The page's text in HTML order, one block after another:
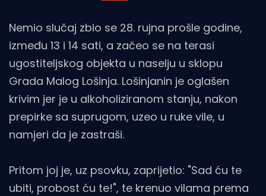
Nemio slučaj zbio se 28. rujna prošle godine,
između 13 i 14 sati, a začeo se na terasi
ugostiteljskog objekta u naselju u sklopu
Grada Malog Lošinja. Lošinjanin je oglašen
krivim jer je u alkoholiziranom stanju, nakon
prepirke sa suprugom, uzeo u ruke vile, u
namjeri da je zastraši.
Pritom joj je, uz psovku, zaprijetio: "Sad ću te
ubiti, probost ću te!", te krenuo vilama prema